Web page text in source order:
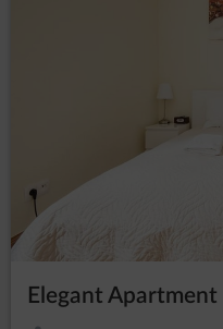
wymagane na
stan wiedzy
Administrator
organizacyjne,
odpowiadający
Działania
Na stronie Serwisu
usługach.
Administratora
danych polegającym
Elegant Apartment